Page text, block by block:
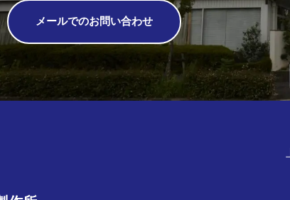
メールでのお問い合わせ